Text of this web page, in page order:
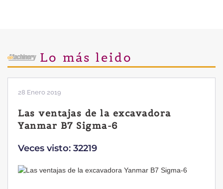
Lo más leido
28 Enero 2019
Las ventajas de la excavadora
Yanmar B7 Sigma-6
Veces visto: 32219